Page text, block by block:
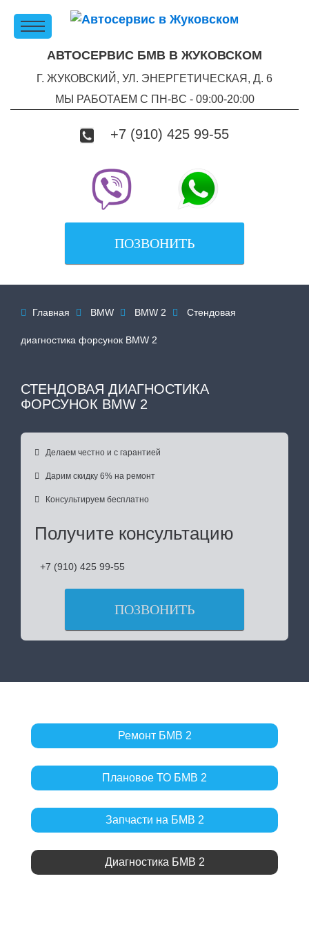
АВТОСЕРВИС БМВ В ЖУКОВСКОМ
Г. ЖУКОВСКИЙ, УЛ. ЭНЕРГЕТИЧЕСКАЯ, Д. 6
МЫ РАБОТАЕМ С ПН-ВC - 09:00-20:00
+7 (910) 425 99-55
ПОЗВОНИТЬ
 Главная  BMW  BMW 2  Стендовая
диагностика форсунок BMW 2
СТЕНДОВАЯ ДИАГНОСТИКА
ФОРСУНОК BMW 2
 Делаем честно и с гарантией
 Дарим скидку 6% на ремонт
 Консультируем бесплатно
Получите консультацию
+7 (910) 425 99-55
ПОЗВОНИТЬ
Ремонт БМВ 2
Плановое ТО БМВ 2
Запчасти на БМВ 2
Диагностика БМВ 2